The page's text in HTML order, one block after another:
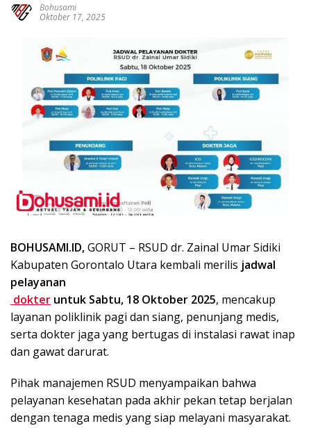
Bohusami
Oktober 17, 2025
BOHUSAMI.ID,GORUT – RSUD dr. Zainal Umar Sidiki
Kabupaten Gorontalo Utara kembali merilis jadwal
pelayanan
dokter untuk Sabtu, 18 Oktober 2025, mencakup
layanan poliklinik pagi dan siang, penunjang medis,
serta dokter jaga yang bertugas di instalasi rawat inap
dan gawat darurat.
Pihak manajemen RSUD menyampaikan bahwa
pelayanan kesehatan pada akhir pekan tetap berjalan
dengan tenaga medis yang siap melayani masyarakat.